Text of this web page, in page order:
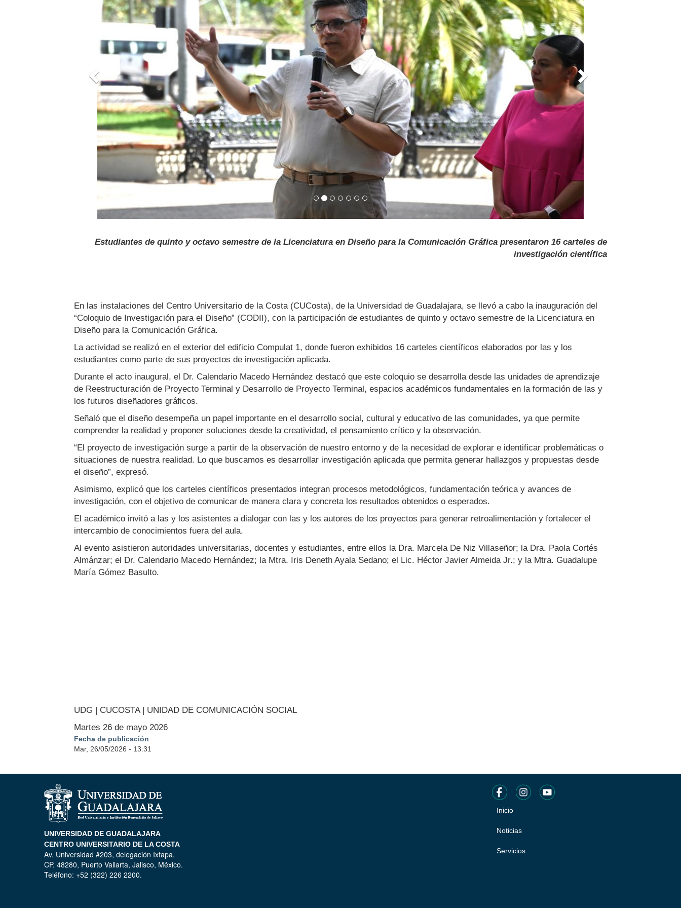
Estudiantes de quinto y octavo semestre de la Licenciatura en Diseño para la Comunicación Gráfica presentaron 16 carteles de
investigación científica
En las instalaciones del Centro Universitario de la Costa (CUCosta), de la Universidad de Guadalajara, se llevó a cabo la inauguración del
“Coloquio de Investigación para el Diseño” (CODII), con la participación de estudiantes de quinto y octavo semestre de la Licenciatura en
Diseño para la Comunicación Gráfica.
La actividad se realizó en el exterior del edificio Compulat 1, donde fueron exhibidos 16 carteles científicos elaborados por las y los
estudiantes como parte de sus proyectos de investigación aplicada.
Durante el acto inaugural, el Dr. Calendario Macedo Hernández destacó que este coloquio se desarrolla desde las unidades de aprendizaje
de Reestructuración de Proyecto Terminal y Desarrollo de Proyecto Terminal, espacios académicos fundamentales en la formación de las y
los futuros diseñadores gráficos.
Señaló que el diseño desempeña un papel importante en el desarrollo social, cultural y educativo de las comunidades, ya que permite
comprender la realidad y proponer soluciones desde la creatividad, el pensamiento crítico y la observación.
“El proyecto de investigación surge a partir de la observación de nuestro entorno y de la necesidad de explorar e identificar problemáticas o
situaciones de nuestra realidad. Lo que buscamos es desarrollar investigación aplicada que permita generar hallazgos y propuestas desde
el diseño”, expresó.
Asimismo, explicó que los carteles científicos presentados integran procesos metodológicos, fundamentación teórica y avances de
investigación, con el objetivo de comunicar de manera clara y concreta los resultados obtenidos o esperados.
El académico invitó a las y los asistentes a dialogar con las y los autores de los proyectos para generar retroalimentación y fortalecer el
intercambio de conocimientos fuera del aula.
Al evento asistieron autoridades universitarias, docentes y estudiantes, entre ellos la Dra. Marcela De Niz Villaseñor; la Dra. Paola Cortés
Almánzar; el Dr. Calendario Macedo Hernández; la Mtra. Iris Deneth Ayala Sedano; el Lic. Héctor Javier Almeida Jr.; y la Mtra. Guadalupe
María Gómez Basulto.
UDG | CUCOSTA | UNIDAD DE COMUNICACIÓN SOCIAL
Martes 26 de mayo 2026
Fecha de publicación
Mar, 26/05/2026 - 13:31
UNIVERSIDAD DE GUADALAJARA
CENTRO UNIVERSITARIO DE LA COSTA
Av. Universidad #203, delegación Ixtapa,
CP. 48280, Puerto Vallarta, Jalisco, México.
Teléfono: +52 (322) 226 2200.
Pie
de
página
Inicio
Noticias
Servicios